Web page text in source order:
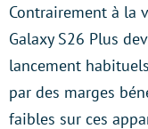
Contrairement à la
Galaxy S26 Plus
lancement
par des marges
faibles sur ces